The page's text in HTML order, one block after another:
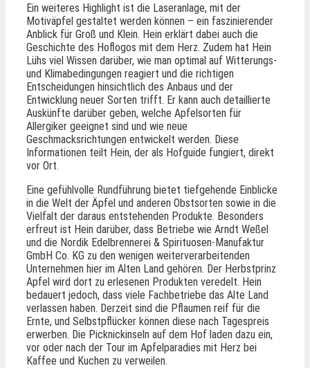
Ein weiteres Highlight ist die Laseranlage, mit der
Motiväpfel gestaltet werden können – ein faszinierender
Anblick für Groß und Klein. Hein erklärt dabei auch die
Geschichte des Hoflogos mit dem Herz. Zudem hat Hein
Lühs viel Wissen darüber, wie man optimal auf Witterungs-
und Klimabedingungen reagiert und die richtigen
Entscheidungen hinsichtlich des Anbaus und der
Entwicklung neuer Sorten trifft. Er kann auch detaillierte
Auskünfte darüber geben, welche Apfelsorten für
Allergiker geeignet sind und wie neue
Geschmacksrichtungen entwickelt werden. Diese
Informationen teilt Hein, der als Hofguide fungiert, direkt
vor Ort.
Eine gefühlvolle Rundführung bietet tiefgehende Einblicke
in die Welt der Äpfel und anderen Obstsorten sowie in die
Vielfalt der daraus entstehenden Produkte. Besonders
erfreut ist Hein darüber, dass Betriebe wie Arndt Weßel
und die Nordik Edelbrennerei & Spirituosen-Manufaktur
GmbH Co. KG zu den wenigen weiterverarbeitenden
Unternehmen hier im Alten Land gehören. Der Herbstprinz
Apfel wird dort zu erlesenen Produkten veredelt. Hein
bedauert jedoch, dass viele Fachbetriebe das Alte Land
verlassen haben. Derzeit sind die Pflaumen reif für die
Ernte, und Selbstpflücker können diese nach Tagespreis
erwerben. Die Picknickinseln auf dem Hof laden dazu ein,
vor oder nach der Tour im Apfelparadies mit Herz bei
Kaffee und Kuchen zu verweilen.